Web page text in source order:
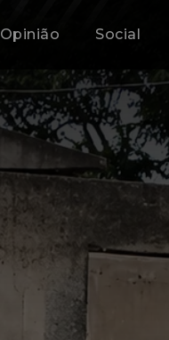
Opinião Social